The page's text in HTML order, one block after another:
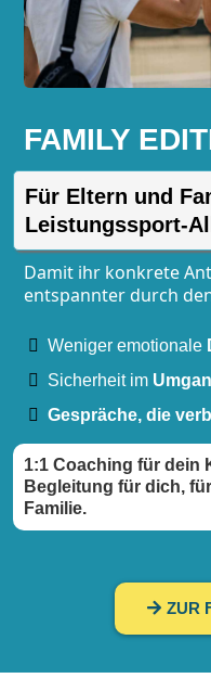
FAMILY
Für Eltern und
Leistungssport-
Damit ihr konkrete
entspannter durch
Weniger emotionale
Sicherheit im
Gespräche, die
1:1 Coaching für dein
Begleitung für dich,
Familie.
ZUR